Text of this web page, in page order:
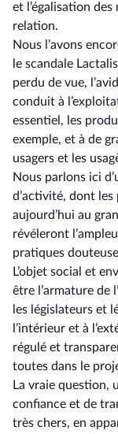
et l’égalisation
relation.
Nous l’avons
le scandale
perdu de vue,
conduit à
essentiel, les
exemple, et à de
usagers et les
Nous parlons ici
d’activité, dont
aujourd’hui au
révéleront
pratiques
L’objet social et
être l’armature de
les législateurs et
l’intérieur et à
régulé et
toutes dans le
La vraie question,
confiance et de
très chers, en